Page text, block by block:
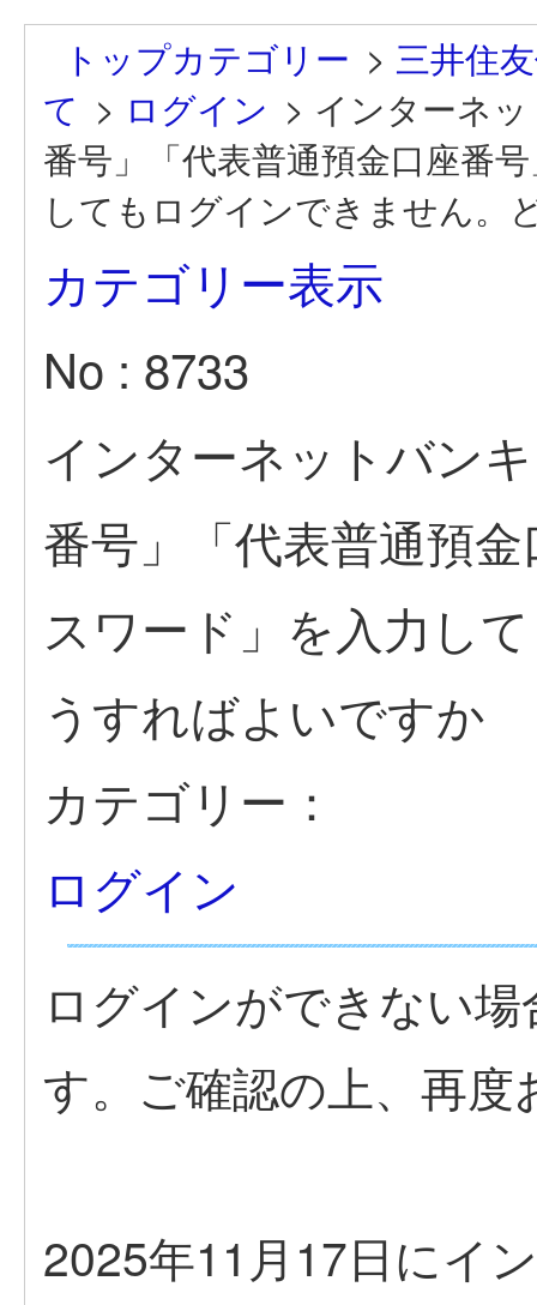
トップカテゴリー > 三井住
て > ログイン > インターネ
番号」「代表普通預金口座番
してもログインできません。
カテゴリー表示
No : 8733
インターネットバン
番号」「代表普通預
スワード」を入力し
うすればよいですか
カテゴリー：
ログイン
ログインができない
す。ご確認の上、再
2025年11月17日にイ